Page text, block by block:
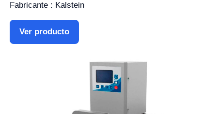
Fabricante : Kalstein
Ver producto